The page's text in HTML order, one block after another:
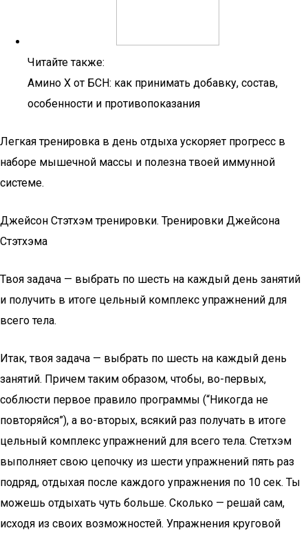
Читайте также:
Амино Х от БСН: как принимать добавку, состав,
особенности и противопоказания
Легкая тренировка в день отдыха ускоряет прогресс в
наборе мышечной массы и полезна твоей иммунной
системе.
Джейсон Стэтхэм тренировки. Тренировки Джейсона
Стэтхэма
Твоя задача — выбрать по шесть на каждый день занятий
и получить в итоге цельный комплекс упражнений для
всего тела.
Итак, твоя задача — выбрать по шесть на каждый день
занятий. Причем таким образом, чтобы, во-первых,
соблюсти первое правило программы (“Никогда не
повторяйся”), а во-вторых, всякий раз получать в итоге
цельный комплекс упражнений для всего тела. Стетхэм
выполняет свою цепочку из шести упражнений пять раз
подряд, отдыхая после каждого упражнения по 10 сек. Ты
можешь отдыхать чуть больше. Сколько — решай сам,
исходя из своих возможностей. Упражнения круговой